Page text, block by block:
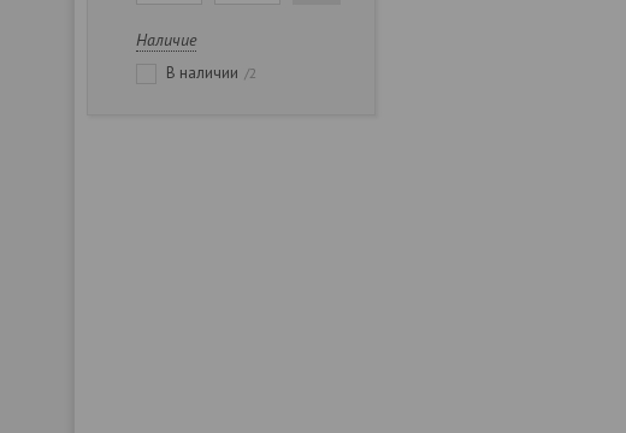
Наличие
В наличии 2